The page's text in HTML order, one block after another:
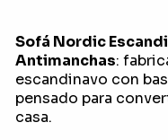
Sofá Nordic
Antimanchas:
escandinavo con
pensado para
casa.